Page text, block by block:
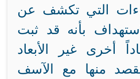
التي تكشف عن
بأنه قد ثبت
أخرى غير الأبعاد
منها مع الآسف